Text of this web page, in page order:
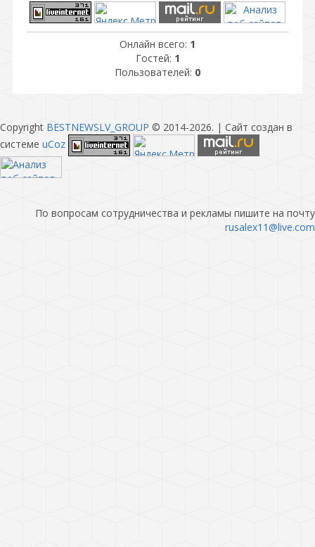
Онлайн всего: 1
Гостей: 1
Пользователей: 0
Copyright BESTNEWSLV_GROUP © 2014-2026. | Сайт создан в
системе uCoz
По вопросам сотрудничества и рекламы пишите на почту
rusalex11@live.com